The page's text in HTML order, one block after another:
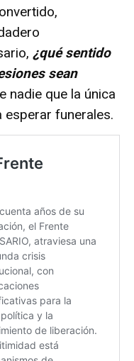
¿qué sentido
sean
nadie que la única
esperar funerales.